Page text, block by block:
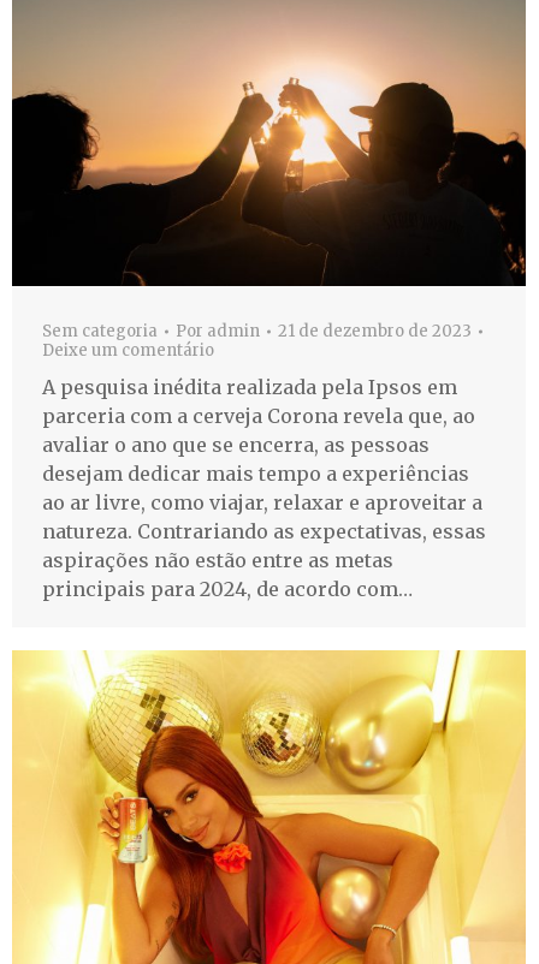
Sem categoria Por admin
21 de dezembro de 2023
Deixe um comentário
A pesquisa inédita realizada pela Ipsos em
parceria com a cerveja Corona revela que, ao
avaliar o ano que se encerra, as pessoas
desejam dedicar mais tempo a experiências
ao ar livre, como viajar, relaxar e aproveitar a
natureza. Contrariando as expectativas, essas
aspirações não estão entre as metas
principais para 2024, de acordo com…